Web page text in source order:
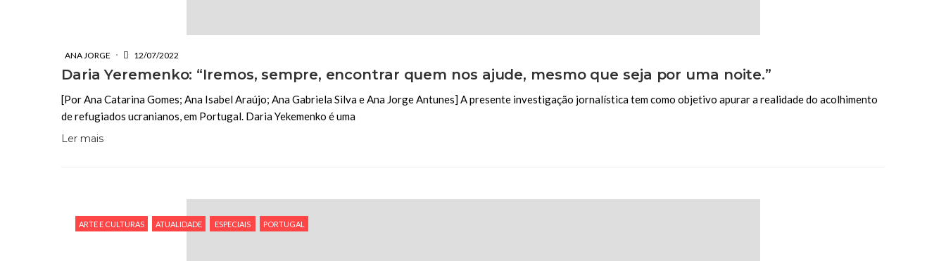
ANA JORGE 12/07/2022
Daria Yeremenko: “Iremos, sempre, encontrar quem nos ajude, mesmo que seja por uma noite.”
[Por Ana Catarina Gomes; Ana Isabel Araújo; Ana Gabriela Silva e Ana Jorge Antunes] A presente investigação jornalística tem como objetivo apurar a realidade do acolhimento
de refugiados ucranianos, em Portugal. Daria Yekemenko é uma
Ler mais
ARTE E CULTURAS ATUALIDADE ESPECIAIS PORTUGAL